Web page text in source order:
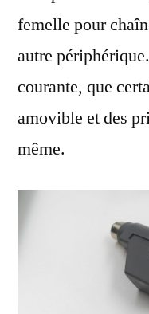
femelle pour
autre
courante, que
amovible et des
même.